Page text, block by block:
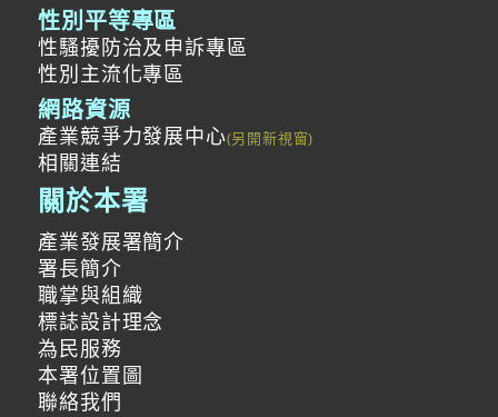
性別平等專區
性騷擾防治及申訴專區
性別主流化專區
網路資源
產業競爭力發展中心
相關連結
關於本署
產業發展署簡介
署長簡介
職掌與組織
標誌設計理念
為民服務
本署位置圖
聯絡我們